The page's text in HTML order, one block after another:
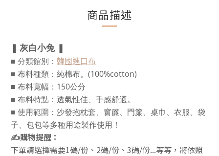
商品描述
灰白小兔
■ 分類館別： 韓國進口布
■ 布料種類：純棉布。(100%cotton)
■ 布料寬幅：150公分
■ 布料特點：透氣性佳、手感舒適。
■ 使用範圍： 沙發抱枕套、窗簾、門簾、桌巾、衣服、袋
子、包包等多種用途製作使用！
✍️購物提醒：
下單請選擇需要1碼/份、2碼/份、3碼/份...等等，將依照